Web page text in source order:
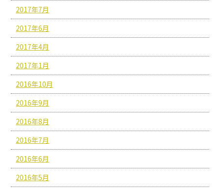
2017年7月
2017年6月
2017年4月
2017年1月
2016年10月
2016年9月
2016年8月
2016年7月
2016年6月
2016年5月